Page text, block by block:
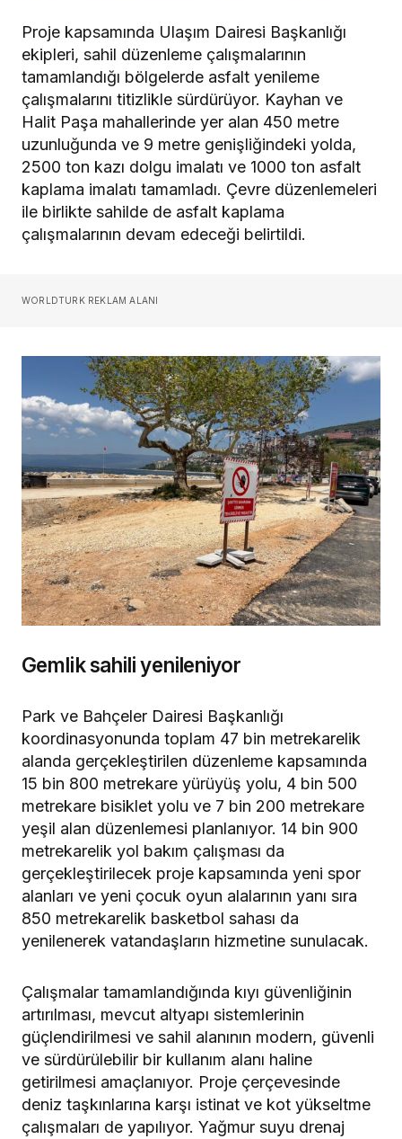
Proje kapsamında Ulaşım Dairesi Başkanlığı
ekipleri, sahil düzenleme çalışmalarının
tamamlandığı bölgelerde asfalt yenileme
çalışmalarını titizlikle sürdürüyor. Kayhan ve
Halit Paşa mahallerinde yer alan 450 metre
uzunluğunda ve 9 metre genişliğindeki yolda,
2500 ton kazı dolgu imalatı ve 1000 ton asfalt
kaplama imalatı tamamladı. Çevre düzenlemeleri
ile birlikte sahilde de asfalt kaplama
çalışmalarının devam edeceği belirtildi.
WORLDTURK REKLAM ALANI
Gemlik sahili yenileniyor
Park ve Bahçeler Dairesi Başkanlığı
koordinasyonunda toplam 47 bin metrekarelik
alanda gerçekleştirilen düzenleme kapsamında
15 bin 800 metrekare yürüyüş yolu, 4 bin 500
metrekare bisiklet yolu ve 7 bin 200 metrekare
yeşil alan düzenlemesi planlanıyor. 14 bin 900
metrekarelik yol bakım çalışması da
gerçekleştirilecek proje kapsamında yeni spor
alanları ve yeni çocuk oyun alalarının yanı sıra
850 metrekarelik basketbol sahası da
yenilenerek vatandaşların hizmetine sunulacak.
Çalışmalar tamamlandığında kıyı güvenliğinin
artırılması, mevcut altyapı sistemlerinin
güçlendirilmesi ve sahil alanının modern, güvenli
ve sürdürülebilir bir kullanım alanı haline
getirilmesi amaçlanıyor. Proje çerçevesinde
deniz taşkınlarına karşı istinat ve kot yükseltme
çalışmaları de yapılıyor. Yağmur suyu drenaj